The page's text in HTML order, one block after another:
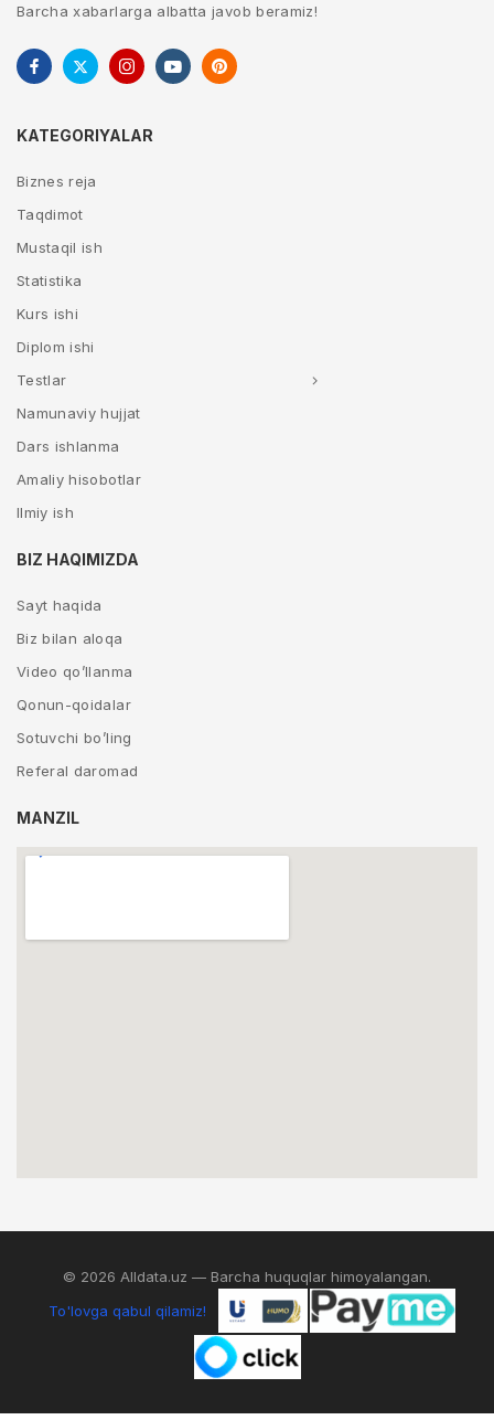
Barcha xabarlarga albatta javob beramiz!
KATEGORIYALAR
Biznes reja
Taqdimot
Mustaqil ish
Statistika
Kurs ishi
Diplom ishi
Testlar
Namunaviy hujjat
Dars ishlanma
Amaliy hisobotlar
Ilmiy ish
BIZ HAQIMIZDA
Sayt haqida
Biz bilan aloqa
Video qo’llanma
Qonun-qoidalar
Sotuvchi bo’ling
Referal daromad
MANZIL
© 2026 Alldata.uz — Barcha huquqlar himoyalangan.
To'lovga qabul qilamiz!